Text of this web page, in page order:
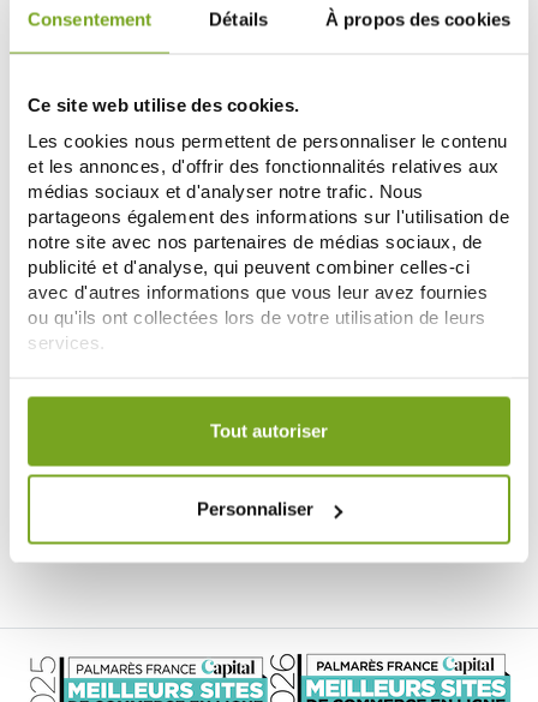
Consentement Détails À propos des cookies
Ce site web utilise des cookies.
Les cookies nous permettent de personnaliser le contenu
et les annonces, d'offrir des fonctionnalités relatives aux
médias sociaux et d'analyser notre trafic. Nous
partageons également des informations sur l'utilisation de
notre site avec nos partenaires de médias sociaux, de
publicité et d'analyse, qui peuvent combiner celles-ci
avec d'autres informations que vous leur avez fournies
ou qu'ils ont collectées lors de votre utilisation de leurs
services.
Votre choix de consentement est conservé pendant une
Tout autoriser
Personnaliser
MOUSTIQUES RECHARGEABLE
PIQÛRES
10,20 €
-15%
PARA KITO
PARAKITO TROPIC ROLL ON
ANTI-MOUSTIQUES & ANTI-
9,44 € 8,03 €